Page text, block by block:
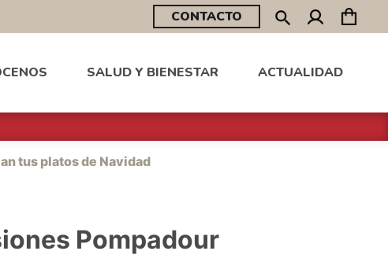
CONTACTO
SALUD Y BIENESTAR ACTUALIDAD
tus platos de Navidad
Pompadour